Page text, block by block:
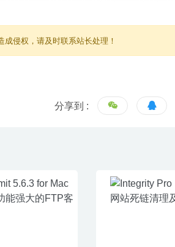
侵权，请及时联系站长处理！
分享到 :